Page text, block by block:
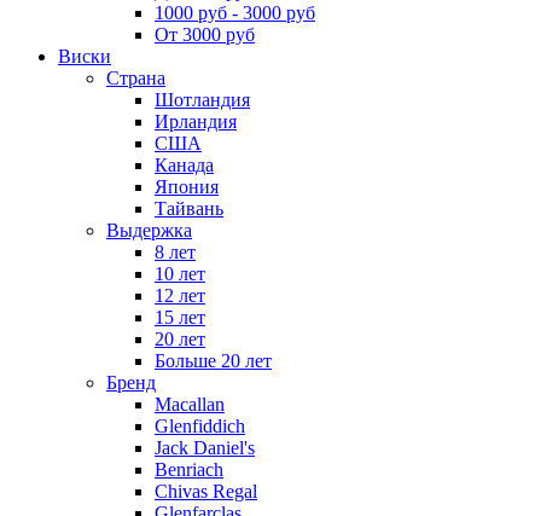
1000 руб - 3000 руб
От 3000 руб
Виски
Страна
Шотландия
Ирландия
США
Канада
Япония
Тайвань
Выдержка
8 лет
10 лет
12 лет
15 лет
20 лет
Больше 20 лет
Бренд
Macallan
Glenfiddich
Jack Daniel's
Benriach
Chivas Regal